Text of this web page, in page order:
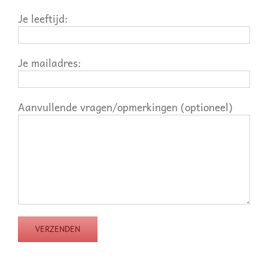
Je leeftijd:
Je mailadres:
Aanvullende vragen/opmerkingen (optioneel)